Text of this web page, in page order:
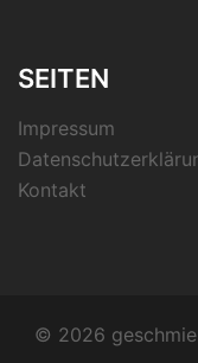
SEITEN
Impressum
Kontakt
© 2026